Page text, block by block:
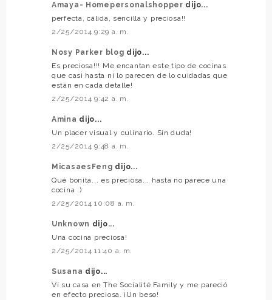
Amaya- Homepersonalshopper dijo...
perfecta, cálida, sencilla y preciosa!!
2/25/2014 9:29 a. m.
Nosy Parker blog dijo...
Es preciosa!!! Me encantan este tipo de cocinas
que casi hasta ni lo parecen de lo cuidadas que
están en cada detalle!
2/25/2014 9:42 a. m.
Amina dijo...
Un placer visual y culinario. Sin duda!
2/25/2014 9:48 a. m.
MicasaesFeng dijo...
Qué bonita... es preciosa... hasta no parece una
cocina :)
2/25/2014 10:08 a. m.
Unknown dijo...
Una cocina preciosa!
2/25/2014 11:40 a. m.
Susana dijo...
Ví su casa en The Socialité Family y me pareció
en efecto preciosa. ¡Un beso!